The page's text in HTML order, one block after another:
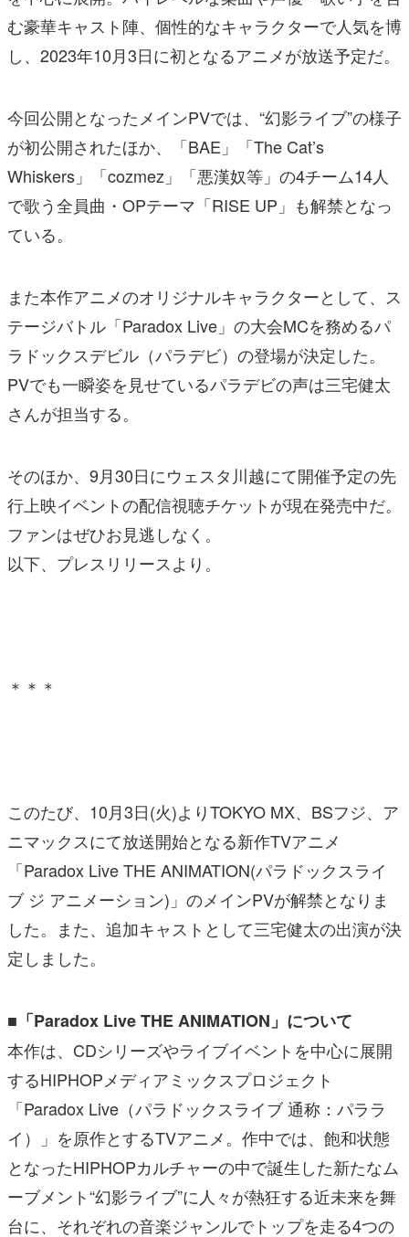
む豪華キャスト陣、個性的なキャラクターで人気を博
し、2023年10月3日に初となるアニメが放送予定だ。
今回公開となったメインPVでは、“幻影ライブ”の様子
が初公開されたほか、「BAE」「The Cat’s
Whiskers」「cozmez」「悪漢奴等」の4チーム14人
で歌う全員曲・OPテーマ「RISE UP」も解禁となっ
ている。
また本作アニメのオリジナルキャラクターとして、ス
テージバトル「Paradox Live」の大会MCを務めるパ
ラドックスデビル（パラデビ）の登場が決定した。
PVでも一瞬姿を見せているパラデビの声は三宅健太
さんが担当する。
そのほか、9月30日にウェスタ川越にて開催予定の先
行上映イベントの配信視聴チケットが現在発売中だ。
ファンはぜひお見逃しなく。
以下、プレスリリースより。
＊＊＊
このたび、10月3日(火)よりTOKYO MX、BSフジ、ア
ニマックスにて放送開始となる新作TVアニメ
「Paradox Live THE ANIMATION(パラドックスライ
ブ ジ アニメーション)」のメインPVが解禁となりま
した。また、追加キャストとして三宅健太の出演が決
定しました。
■「Paradox Live THE ANIMATION」について
本作は、CDシリーズやライブイベントを中心に展開
するHIPHOPメディアミックスプロジェクト
「Paradox Live（パラドックスライブ 通称：パララ
イ）」を原作とするTVアニメ。作中では、飽和状態
となったHIPHOPカルチャーの中で誕生した新たなム
ーブメント“幻影ライブ”に人々が熱狂する近未来を舞
台に、それぞれの音楽ジャンルでトップを走る4つの